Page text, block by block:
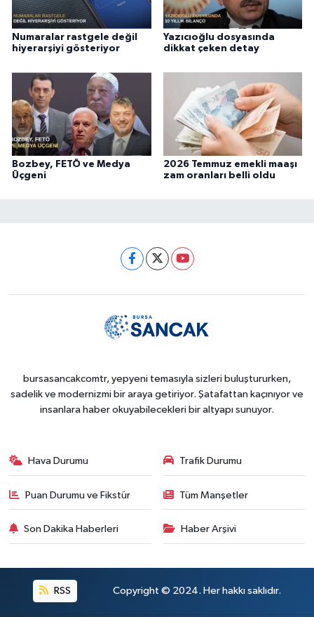
Numaralar rastgele değil
hiyerarşiyi gösteriyor
Yazıcıoğlu dosyasında
dikkat çeken detay
Bozbey, FETÖ ve Medya
Üçgeni
2026 Temmuz emekli maaşı
zam oranları belli oldu
bursasancakcomtr, yepyeni temasıyla sizleri buluştururken,
sadelik ve modernizmi bir araya getiriyor. Şatafattan kaçınıyor ve
insanlara haber okuyabilecekleri bir altyapı sunuyor.
Hava Durumu Trafik Durumu
Puan Durumu ve Fikstür Tüm Manşetler
Son Dakika Haberleri Haber Arşivi
RSS Copyright © 2024. Her hakkı saklıdır.